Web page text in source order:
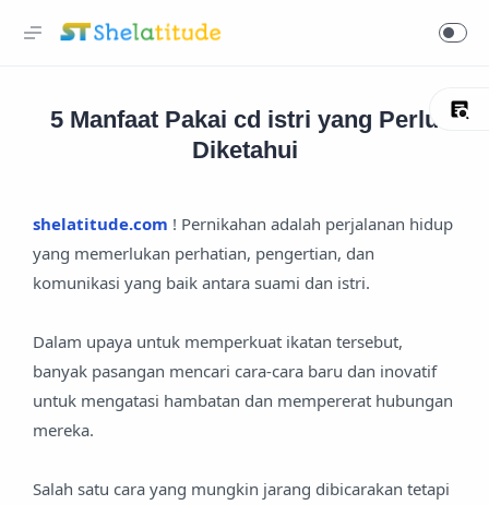
5 Manfaat Pakai cd istri yang Perlu
Diketahui
shelatitude.com ! Pernikahan adalah perjalanan hidup
yang memerlukan perhatian, pengertian, dan
komunikasi yang baik antara suami dan istri.
Dalam upaya untuk memperkuat ikatan tersebut,
banyak pasangan mencari cara-cara baru dan inovatif
untuk mengatasi hambatan dan mempererat hubungan
mereka.
Salah satu cara yang mungkin jarang dibicarakan tetapi